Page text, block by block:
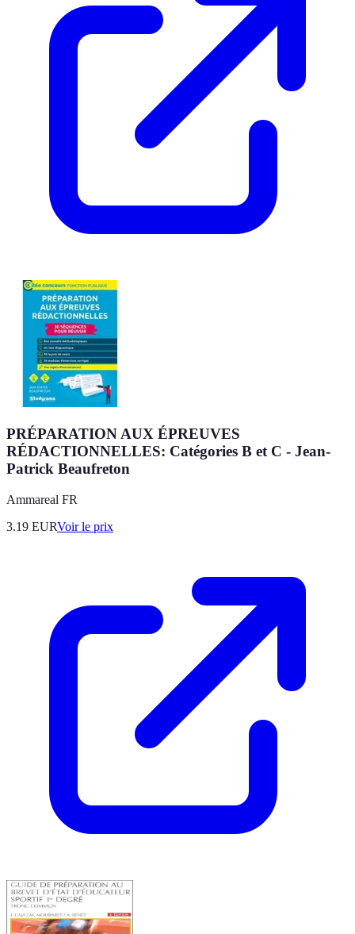
PRÉPARATION AUX ÉPREUVES
RÉDACTIONNELLES: Catégories B et C - Jean-
Patrick Beaufreton
Ammareal FR
3.19 EURVoir le prix